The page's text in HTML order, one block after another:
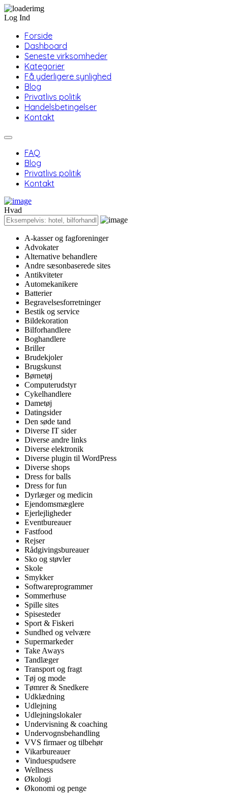
Log Ind
Forside
Dashboard
Seneste virksomheder
Kategorier
Få yderligere synlighed
Blog
Privatlivs politik
Handelsbetingelser
Kontakt
FAQ
Blog
Privatlivs politik
Kontakt
Hvad
A-kasser og fagforeninger
Advokater
Alternative behandlere
Andre sæsonbaserede sites
Antikviteter
Automekanikere
Batterier
Begravelsesforretninger
Bestik og service
Bildekoration
Bilforhandlere
Boghandlere
Briller
Brudekjoler
Brugskunst
Børnetøj
Computerudstyr
Cykelhandlere
Dametøj
Datingsider
Den søde tand
Diverse IT sider
Diverse andre links
Diverse elektronik
Diverse plugin til WordPress
Diverse shops
Dress for balls
Dress for fun
Dyrlæger og medicin
Ejendomsmæglere
Ejerlejligheder
Eventbureauer
Fastfood
Rejser
Rådgivingsbureauer
Sko og støvler
Skole
Smykker
Softwareprogrammer
Sommerhuse
Spille sites
Spisesteder
Sport & Fiskeri
Sundhed og velvære
Supermarkeder
Take Aways
Tandlæger
Transport og fragt
Tøj og mode
Tømrer & Snedkere
Udklædning
Udlejning
Udlejningslokaler
Undervisning & coaching
Undervognsbehandling
VVS firmaer og tilbehør
Vikarbureauer
Vinduespudsere
Wellness
Økologi
Økonomi og penge